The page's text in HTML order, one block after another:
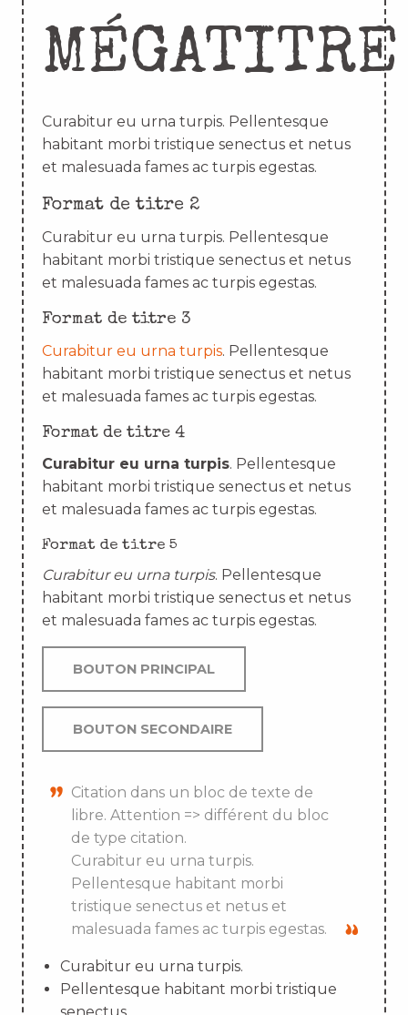
MÉGATITRE
Curabitur eu urna turpis. Pellentesque
habitant morbi tristique senectus et netus
et malesuada fames ac turpis egestas.
Format de titre 2
Curabitur eu urna turpis. Pellentesque
habitant morbi tristique senectus et netus
et malesuada fames ac turpis egestas.
Format de titre 3
Curabitur eu urna turpis. Pellentesque
habitant morbi tristique senectus et netus
et malesuada fames ac turpis egestas.
Format de titre 4
Curabitur eu urna turpis. Pellentesque
habitant morbi tristique senectus et netus
et malesuada fames ac turpis egestas.
Format de titre 5
Curabitur eu urna turpis. Pellentesque
habitant morbi tristique senectus et netus
et malesuada fames ac turpis egestas.
BOUTON PRINCIPAL
BOUTON SECONDAIRE
Citation dans un bloc de texte de
libre. Attention => différent du bloc
de type citation.
Curabitur eu urna turpis.
Pellentesque habitant morbi
tristique senectus et netus et
malesuada fames ac turpis egestas.
Curabitur eu urna turpis.
Pellentesque habitant morbi tristique